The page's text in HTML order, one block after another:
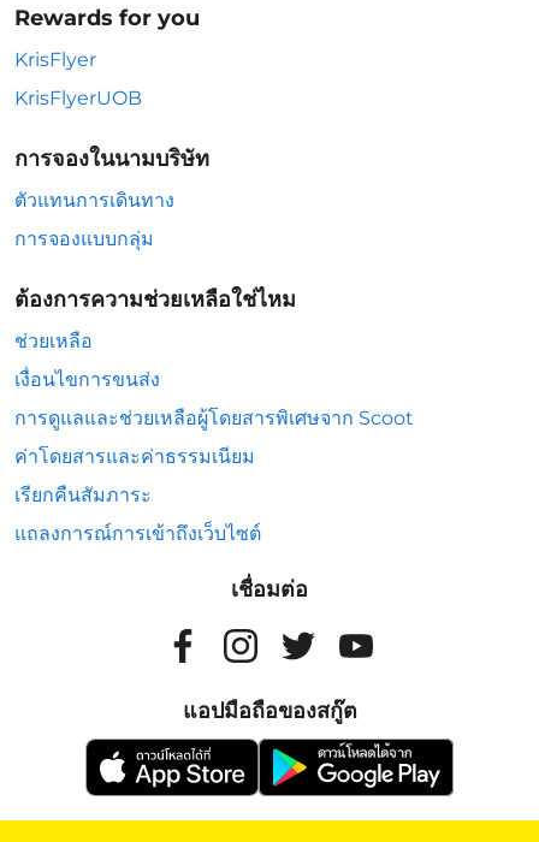
Rewards for you
KrisFlyer
KrisFlyerUOB
การจองในนามบริษัท
ตัวแทนการเดินทาง
การจองแบบกลุ่ม
ต้องการความช่วยเหลือใช่ไหม
ช่วยเหลือ
เงื่อนไขการขนส่ง
การดูแลและช่วยเหลือผู้โดยสารพิเศษจาก Scoot
ค่าโดยสารและค่าธรรมเนียม
เรียกคืนสัมภาระ
แถลงการณ์การเข้าถึงเว็บไซต์
เชื่อมต่อ
แอปมือถือของสกู๊ต